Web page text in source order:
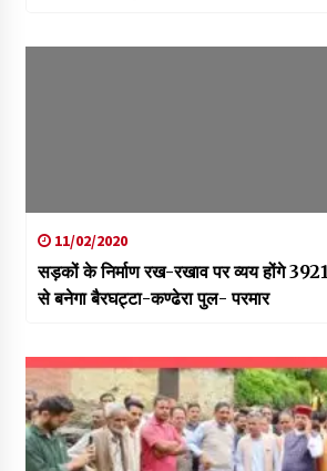
11/02/2020
सड़कों के निर्माण रख-रखाव पर व्यय होंगे
से बनेगा बैरघट्टा-कण्ढेरा पुल- परमार